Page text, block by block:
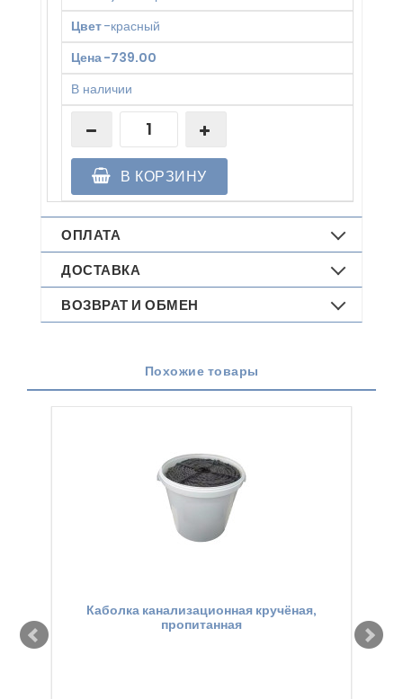
Цвет-красный
Цена-739.00
В наличии
В КОРЗИНУ
ОПЛАТА
ДОСТАВКА
ВОЗВРАТ И ОБМЕН
Похожие товары
Каболка канализационная кручёная,
пропитанная